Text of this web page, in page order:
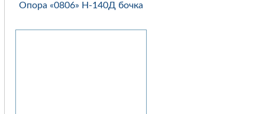
Опора «0806» Н-140Д бочка